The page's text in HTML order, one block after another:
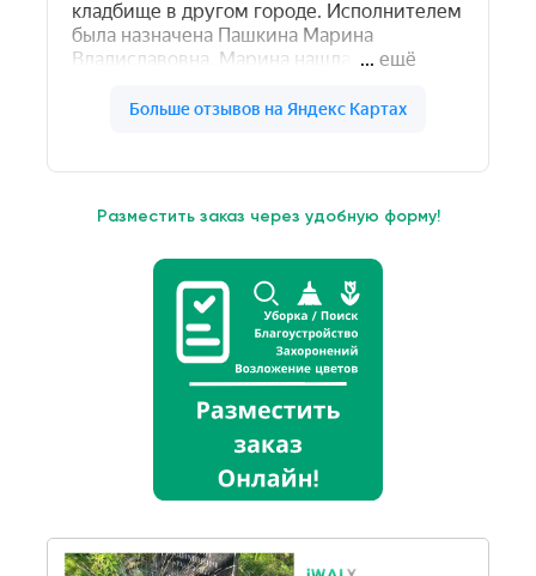
Разместить заказ через удобную форму!